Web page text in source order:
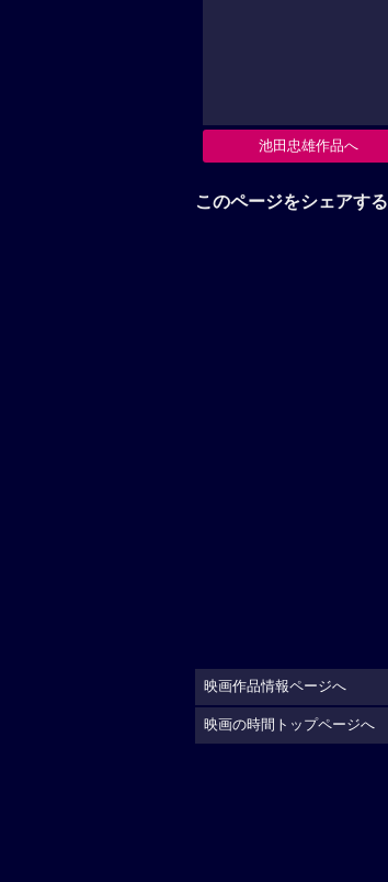
池田忠雄作品へ
このページをシェアする
映画作品情報ページへ
映画の時間トップページへ